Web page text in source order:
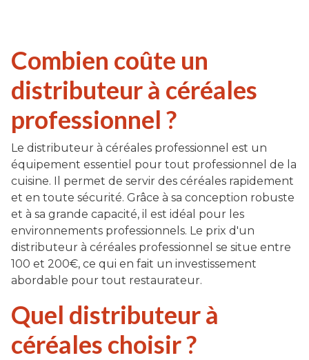
Combien coûte un
distributeur à céréales
professionnel ?
Le distributeur à céréales professionnel est un
équipement essentiel pour tout professionnel de la
cuisine. Il permet de servir des céréales rapidement
et en toute sécurité. Grâce à sa conception robuste
et à sa grande capacité, il est idéal pour les
environnements professionnels. Le prix d'un
distributeur à céréales professionnel se situe entre
100 et 200€, ce qui en fait un investissement
abordable pour tout restaurateur.
Quel distributeur à
céréales choisir ?